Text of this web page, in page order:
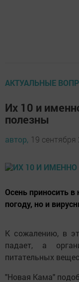
АКТУАЛЬНЫЕ
Их 10 и
полезны
автор, 19 сентября
Осень приносить
погоду, но и
К сожалению, в
падает, а
питательных
"Новая Кама"